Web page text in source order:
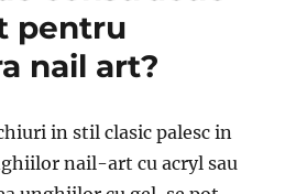
pentru
nail art?
in stil clasic palesc in
nail-art cu acryl sau